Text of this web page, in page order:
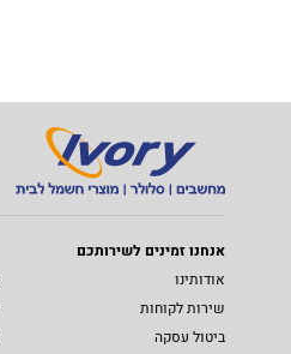
אנחנו זמינים לשירותכם
אודותינו
שירות לקוחות
ביטול עסקה